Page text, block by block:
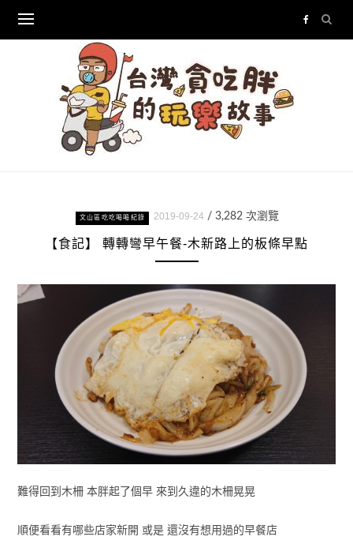
content
文山區吃吃喝喝紀錄 2019-09-24 /3,282 次瀏覽
【食記】 轉轉彎早午餐-木新路上的板條早點
難得回到木柵 本胖起了個早 來到久違的木柵晃晃
順便看看有哪些店家新開 或是 還沒有想用過的早餐店